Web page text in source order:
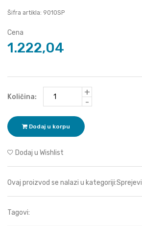
Šifra artikla: 9010SP
Cena
1.222,04
Količina:
+
-
Dodaj u korpu
Dodaj u Wishlist
Ovaj proizvod se nalazi u kategoriji:Sprejevi
Tagovi: